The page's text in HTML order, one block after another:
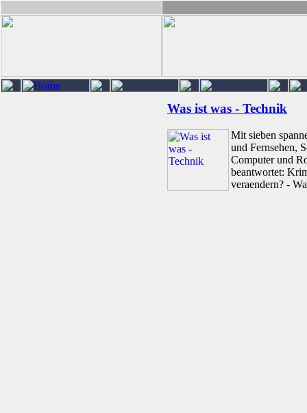
Was ist was - Technik
Mit sieben
und Fernsehen,
Computer und
beantwortet:
veraendern? -